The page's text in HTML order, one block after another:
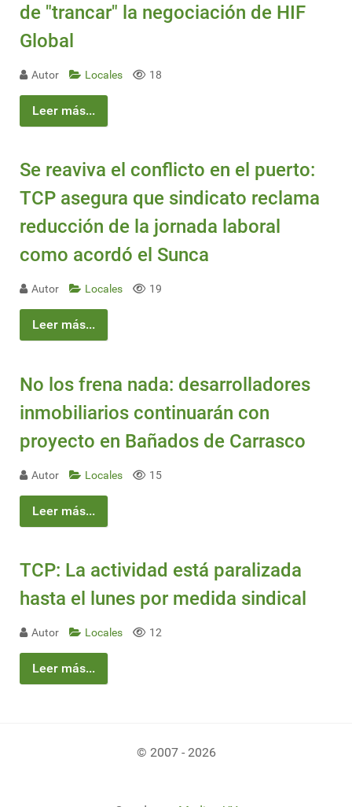
de "trancar" la negociación de HIF
Global
Autor Locales 18
Leer más...
Se reaviva el conflicto en el puerto:
TCP asegura que sindicato reclama
reducción de la jornada laboral
como acordó el Sunca
Autor Locales 19
Leer más...
No los frena nada: desarrolladores
inmobiliarios continuarán con
proyecto en Bañados de Carrasco
Autor Locales 15
Leer más...
TCP: La actividad está paralizada
hasta el lunes por medida sindical
Autor Locales 12
Leer más...
© 2007 - 2026